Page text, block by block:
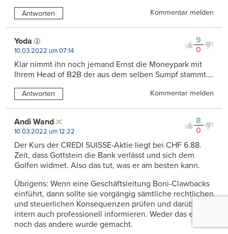
Antworten Kommentar melden
9
0
Yoda
10.03.2022 um 07:14
Klar nimmt ihn noch jemand Ernst die Moneypark mit
Ihrem Head of B2B der aus dem selben Sumpf stammt….
Antworten Kommentar melden
8
0
Andi Wand
10.03.2022 um 12:22
Der Kurs der CREDI SUISSE-Aktie liegt bei CHF 6.88.
Zeit, dass Gottstein die Bank verlässt und sich dem
Golfen widmet. Also das tut, was er am besten kann.
Übrigens: Wenn eine Geschäftsleitung Boni-Clawbacks
einführt, dann sollte sie vorgängig sämtliche rechtlichen
und steuerlichen Konsequenzen prüfen und darüber
intern auch professionell informieren. Weder das eine
noch das andere wurde gemacht.